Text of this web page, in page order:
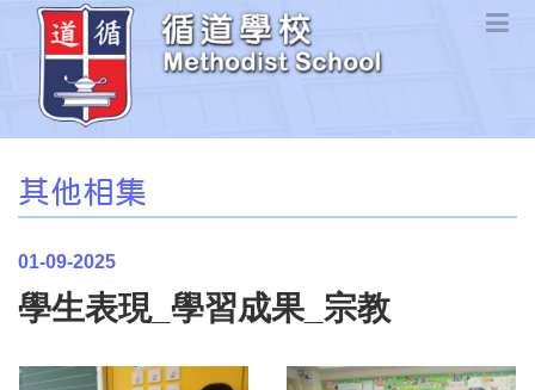
其他相集
01-09-2025
學生表現_學習成果_宗教